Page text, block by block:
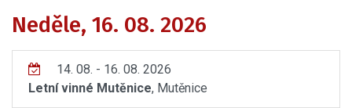
Neděle, 16. 08. 2026
14. 08. - 16. 08. 2026
Letní vinné Mutěnice, Mutěnice